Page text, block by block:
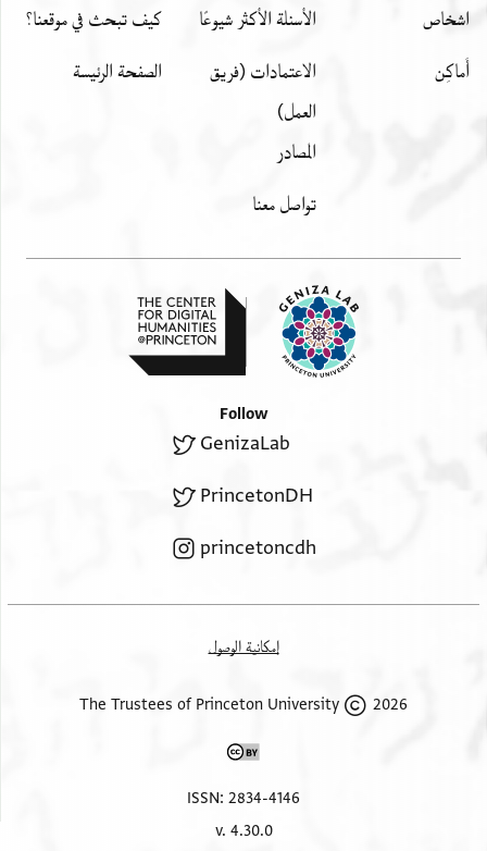
اشخاص
أَماكِن
الأسئلة الأكثر شيوعًا
الاعتمادات (فريق
العمل)
المصادر
تواصل معنا
كيف تبحث في موقعنا؟
الصفحة الرئيسة
Follow
GenizaLab
PrincetonDH
princetoncdh
إمكانية الوصول
2026 The Trustees of Princeton University
ISSN: 2834-4146
v. 4.30.0